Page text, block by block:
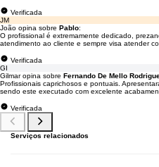
Verificada
JM
João opina sobre Pablo:
O profissional é extremamente dedicado,
atendimento ao cliente e sempre visa atender
Verificada
GI
Gilmar opina sobre Fernando De Mello
Profissionais caprichosos e pontuais.
sendo este executado com excelente
Verificada
Serviços relacionados